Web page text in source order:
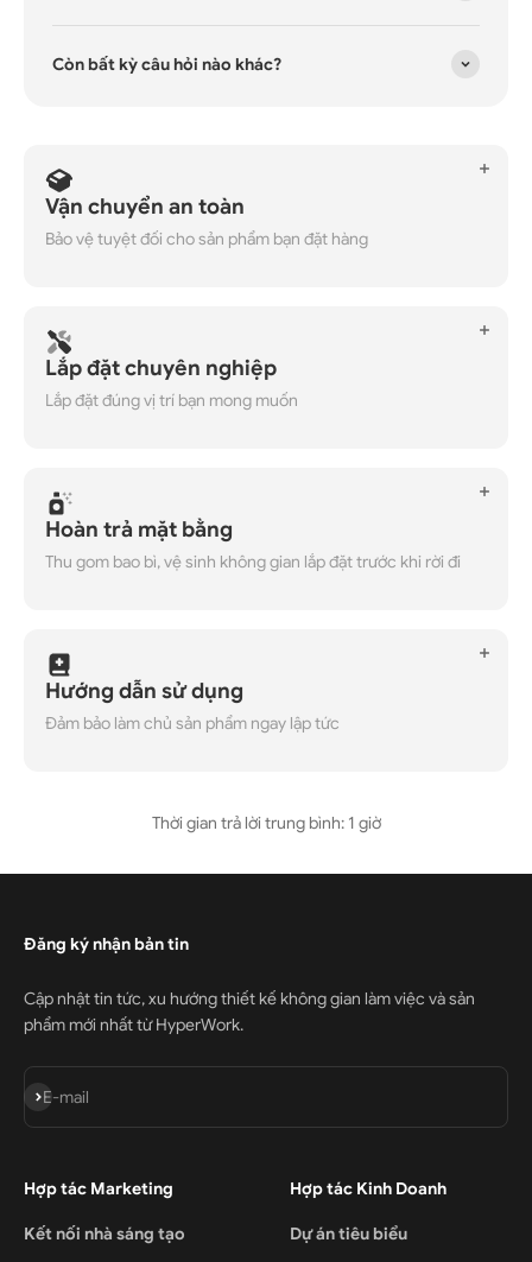
Còn bất kỳ câu hỏi nào khác?
Vận chuyển an toàn
Bảo vệ tuyệt đối cho sản phẩm bạn đặt hàng
Lắp đặt chuyên nghiệp
Lắp đặt đúng vị trí bạn mong muốn
Hoàn trả mặt bằng
Thu gom bao bì, vệ sinh không gian lắp đặt trước khi rời đi
Hướng dẫn sử dụng
Đảm bảo làm chủ sản phẩm ngay lập tức
Thời gian trả lời trung bình: 1 giờ
Đăng ký nhận bản tin
Cập nhật tin tức, xu hướng thiết kế không gian làm việc và sản
phẩm mới nhất từ HyperWork.
E-mail
Đăng ký
Hợp tác Marketing
Kết nối nhà sáng tạo
Hợp tác Kinh Doanh
Dự án tiêu biểu